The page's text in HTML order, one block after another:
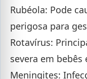
Rubéola: Pode
perigosa para
Rotavírus:
severa em bebês
Meningites: